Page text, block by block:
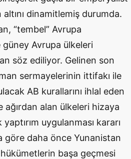
dinamitlemiş durumda.
“tembel” Avrupa
Avrupa ülkeleri
söz ediliyor. Gelinen son
sermayelerinin ittifakı ile
AB kurallarını ihlal eden
ağırdan alan ülkeleri hizaya
uygulanması kararı
göre daha önce Yunanistan
başa geçmesi